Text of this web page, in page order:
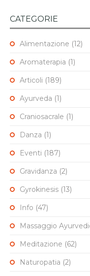
CATEGORIE
Alimentazione (12)
Aromaterapia (1)
Articoli (189)
Ayurveda (1)
Craniosacrale (1)
Danza (1)
Eventi (187)
Gravidanza (2)
Gyrokinesis (13)
Info (47)
Massaggio
Meditazione (62)
Naturopatia (2)